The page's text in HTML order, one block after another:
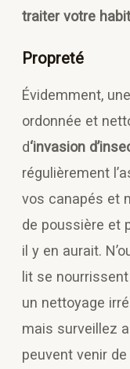
traiter votre
Propreté
Évidemment,
ordonnée et
d‘invasion
régulièrement
vos canapés et
de poussière et
il y en aurait.
lit se
un nettoyage
mais surveillez
peuvent venir de